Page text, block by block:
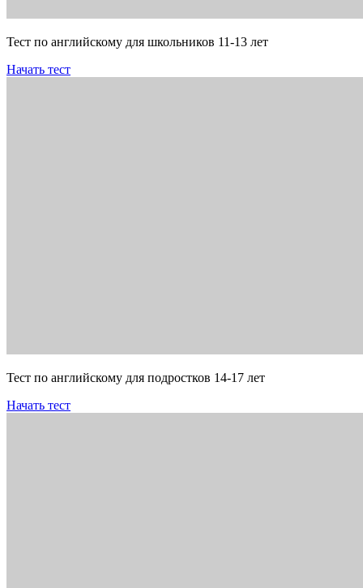
Тест по английскому для школьников 11-13 лет
Начать тест
Тест по английскому для подростков 14-17 лет
Начать тест